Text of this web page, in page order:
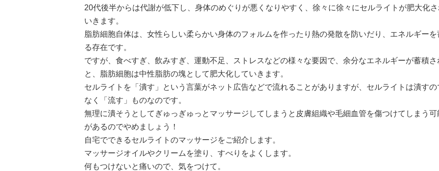
20代後半からは代謝が低下し、身体のめぐりが悪くなりやすく、徐々に徐々にセルライトが肥大化
いきます。
脂肪細胞自体は、女性らしい柔らかい身体のフォルムを作ったり熱の発散を防いだり、エネルギーを
る存在です。
ですが、 食べすぎ、飲みすぎ、運動不足、ストレスなどの様々な要因で、余分なエネルギーが蓄積さ
と、脂肪細胞は中性脂肪の塊として肥大化していきます。
セルライトを「潰す」という言葉がネット広告などで流れることがありますが、セルライトは潰すの
なく
「流す」
ものなのです。
無理に潰そうとしてぎゅっぎゅっとマッサージしてしまうと皮膚組織や毛細血管を傷つけてしまう可
があるのでやめましょう！
自宅でできるセルライトのマッサージをご紹介します。
マッサージオイルやクリームを塗り、すべりをよくします。
何もつけないと痛いので、気をつけて。